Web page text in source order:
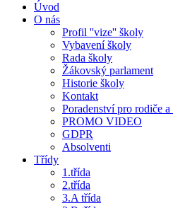
Úvod
O nás
Profil ''vize'' školy
Vybavení školy
Rada školy
Žákovský parlament
Historie školy
Kontakt
Poradenství pro rodiče a
PROMO VIDEO
GDPR
Absolventi
Třídy
1.třída
2.třída
3.A třída